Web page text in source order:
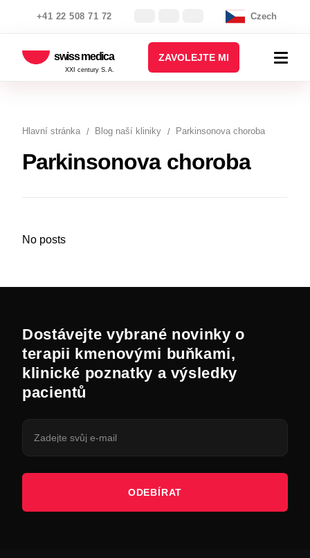
+41 22 508 71 72 Czech
swiss medica
XXI century S.A.
ZAVOLEJTE MI
Hlavní stránka Blog naší kliniky Parkinsonova choroba
Parkinsonova choroba
No posts
Dostávejte vybrané novinky o
terapii kmenovými buňkami,
klinické poznatky a výsledky
pacientů
ODEBÍRAT